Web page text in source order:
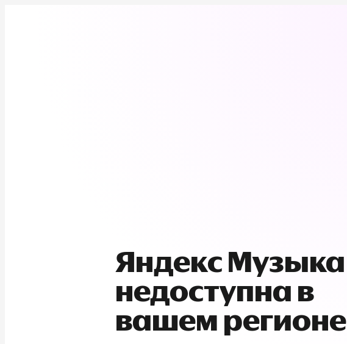
Яндекс Музыка
недоступна в
вашем регионе